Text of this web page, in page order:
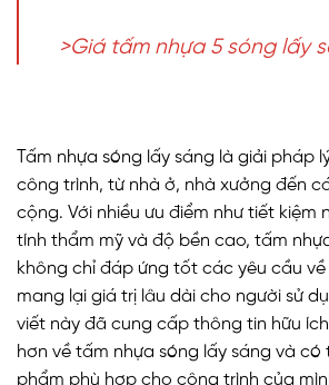
>Giá tấm nhựa 5 sóng lấy
Tấm nhựa sóng lấy sáng là giải pháp
công trình, từ nhà ở, nhà xưởng đến
cộng. Với nhiều ưu điểm như tiết kiệm
tính thẩm mỹ và độ bền cao, tấm
không chỉ đáp ứng tốt các yêu cầu
mang lại giá trị lâu dài cho người sử
viết này đã cung cấp thông tin hữu
hơn về tấm nhựa sóng lấy sáng và có
phẩm phù hợp cho công trình của